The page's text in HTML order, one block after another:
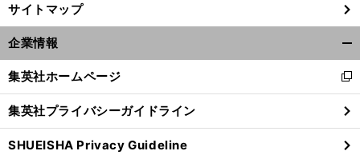
サイトマップ
企業情報
閉
る
集英社ホームページ
新
し
い
ウ
ィ
集英社プライバシーガイドライン
SHUEISHA Privacy Guideline